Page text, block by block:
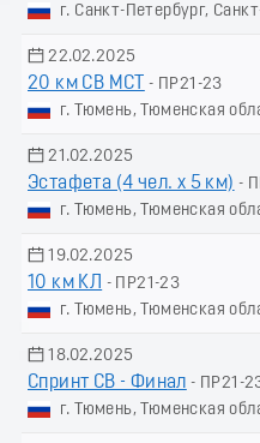
г. Санкт-Петербург,
22.02.2025
20 км СВ МСТ
- ПР21-23
г. Тюмень, Тюменская
21.02.2025
Эстафета (4 чел. х 5 км) -
г. Тюмень, Тюменская
19.02.2025
10 км КЛ
- ПР21-23
г. Тюмень, Тюменская
18.02.2025
Спринт СВ - Финал - ПР21-
г. Тюмень, Тюменская